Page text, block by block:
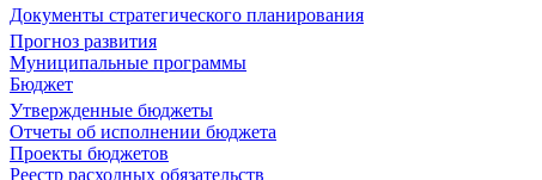
Документы стратегического планирования
Прогноз развития
Муниципальные программы
Бюджет
Утвержденные бюджеты
Отчеты об исполнении бюджета
Проекты бюджетов
Реестр расходных обязательств